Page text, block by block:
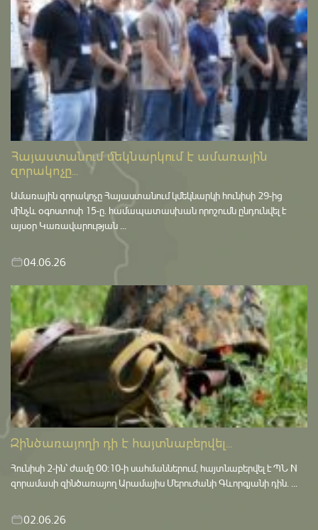
Հայաստանում մեկնարկում է ամառային
զորակոչը...
Ամառային զորակոչը Հայաստանում կմեկնարկի հունիսի 29-ից
մինչև օգոստոսի 15-ը․ համապատասխան որոշումն ընդունվել է
այսօր Կառավարության ...
04.06.26
Զինծառայողի դի է հայտնաբերվել...
Հունիսի 2-ին՝ ժամը 00:10-ի սահմաններում, հայտնաբերվել է ՊՆ N
զորամասի զինծառայող Արամայիս Մերուժանի Գևորգյանի դին. ...
02.06.26